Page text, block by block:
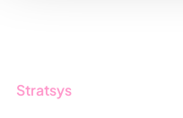
Stratsys